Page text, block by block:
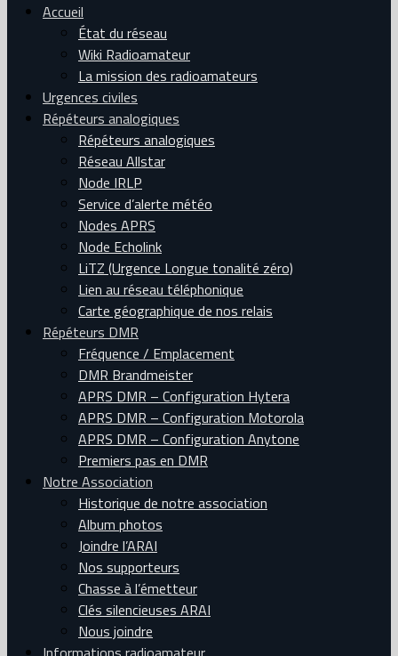
Accueil
État du réseau
Wiki Radioamateur
La mission des radioamateurs
Urgences civiles
Répéteurs analogiques
Répéteurs analogiques
Réseau Allstar
Node IRLP
Service d’alerte météo
Nodes APRS
Node Echolink
LiTZ (Urgence Longue tonalité zéro)
Lien au réseau téléphonique
Carte géographique de nos relais
Répéteurs DMR
Fréquence / Emplacement
DMR Brandmeister
APRS DMR – Configuration Hytera
APRS DMR – Configuration Motorola
APRS DMR – Configuration Anytone
Premiers pas en DMR
Notre Association
Historique de notre association
Album photos
Joindre l’ARAI
Nos supporteurs
Chasse à l’émetteur
Clés silencieuses ARAI
Nous joindre